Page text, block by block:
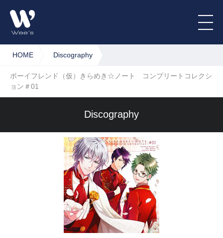
HOME Discography
ボーイフレンド（仮）きらめき☆ノート コンプリートコレクシ
ョン＃01
Discography